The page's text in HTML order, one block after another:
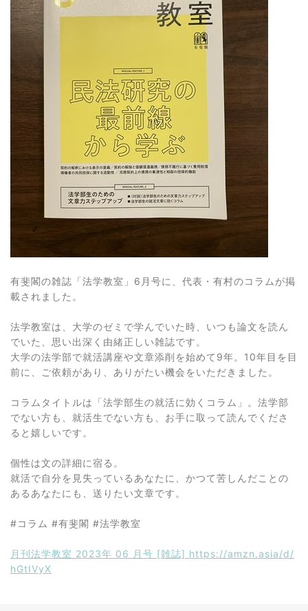
有斐閣の雑誌「法学教室」6月号に、代表・有村のコラムが掲
載されました。
法学教室は、大学のゼミで学んでいた時、いつも論文を読ん
でいた、思い出深く由緒正しい雑誌です。
大学の法学部で就活講座や文章添削を始めて9年。10年目を目
前に、ご依頼があり、ありがたい機会をいただきました。
コラムタイトルは「法学部生の就活に効くコラム」。法学部
でない方も、就活生でない方も、お手に取って読んでくださ
ると嬉しいです。
個性は文の詳細に宿る。
就活で自分を見失っているあなたに、かつて苦しんだことの
あるあなたにも、送りたい文章です。
#コラム #有斐閣 #法学教室
月刊法学教室 2023年 06 月号 [雑誌] https://amzn.asia/d/
hGtIVyX